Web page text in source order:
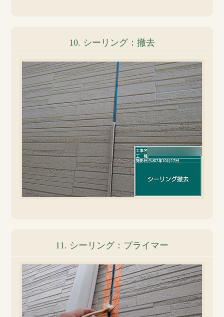
10. シーリング：撤去
11. シーリング：プライマー